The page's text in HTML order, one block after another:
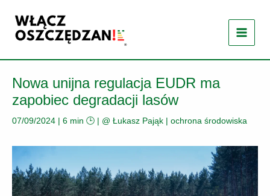
treści
Nowa unijna regulacja EUDR ma
zapobiec degradacji lasów
07/09/2024 | 6 min 🕒 | @ Łukasz Pająk | ochrona środowiska